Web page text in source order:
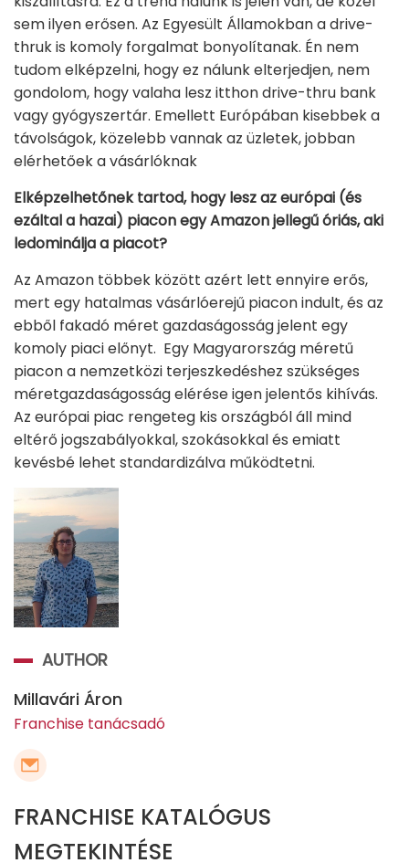
sem ilyen erősen. Az Egyesült Államokban a drive-
thruk is komoly forgalmat bonyolítanak. Én nem
tudom elképzelni, hogy ez nálunk elterjedjen, nem
gondolom, hogy valaha lesz itthon drive-thru bank
vagy gyógyszertár. Emellett Európában kisebbek a
távolságok, közelebb vannak az üzletek, jobban
elérhetőek a vásárlóknak
Elképzelhetőnek tartod, hogy lesz az európai (és
ezáltal a hazai) piacon egy Amazon jellegű óriás, aki
ledominálja a piacot?
Az Amazon többek között azért lett ennyire erős,
mert egy hatalmas vásárlóerejű piacon indult, és az
ebből fakadó méret gazdaságosság jelent egy
komoly piaci előnyt. Egy Magyarország méretű
piacon a nemzetközi terjeszkedéshez szükséges
méretgazdaságosság elérése igen jelentős kihívás.
Az európai piac rengeteg kis országból áll mind
eltérő jogszabályokkal, szokásokkal és emiatt
kevésbé lehet standardizálva működtetni.
AUTHOR
Millavári Áron
Franchise tanácsadó
FRANCHISE KATALÓGUS
MEGTEKINTÉSE